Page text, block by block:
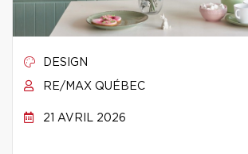
DESIGN
RE/MAX QUÉBEC
21 AVRIL 2026